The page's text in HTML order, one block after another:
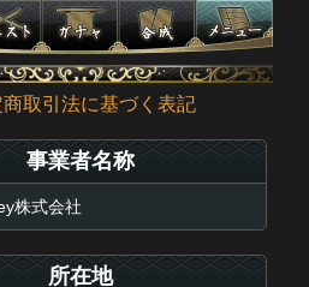
取引法に基づく表記
事業者名称
株式会社
所在地